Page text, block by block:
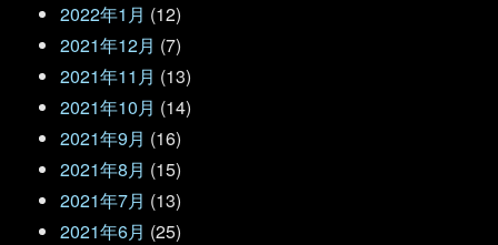
2022年1月 (12)
2021年12月 (7)
2021年11月 (13)
2021年10月 (14)
2021年9月 (16)
2021年8月 (15)
2021年7月 (13)
2021年6月 (25)